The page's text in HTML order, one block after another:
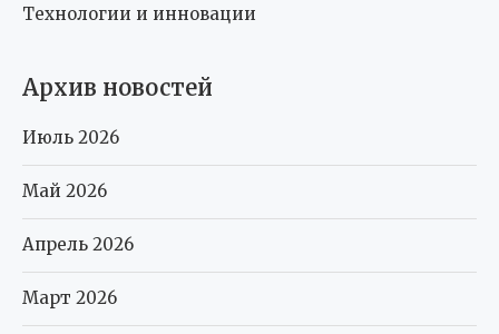
Технологии и инновации
Архив новостей
Июль 2026
Май 2026
Апрель 2026
Март 2026